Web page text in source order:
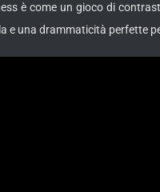
è come un gioco di
una drammaticità perfette